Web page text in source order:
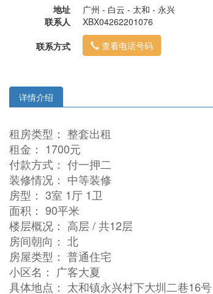
地址
广州 - 白云 - 太和 - 永兴
联系人
XBX04262201076
联系方式
查看电话号码
详情介绍
租房类型： 整套出租
租金： 1700元
付款方式： 付一押二
装修情况： 中等装修
房型： 3室 1厅 1卫
面积： 90平米
楼层概况： 高层 / 共12层
房间朝向： 北
房屋类型： 普通住宅
小区名： 广客大夏
具体地点： 太和镇永兴村下大圳二巷16号